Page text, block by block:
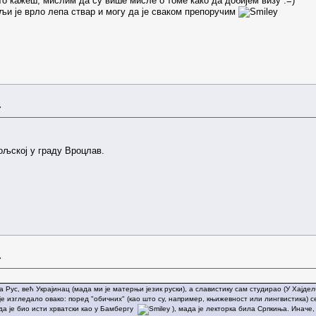
је врло лепа ствар и могу да је сваком препоручим
у граду Вроцлав.
већ Украјинац (мада ми је матерњи језик руски), а славистику сам студирао (У
изгледало овако: поред "обичних" (као што су, например, књижевност или лингвистика)
је био исти хрватски као у Бамбергу
), мада је лекторка била Српкиња.